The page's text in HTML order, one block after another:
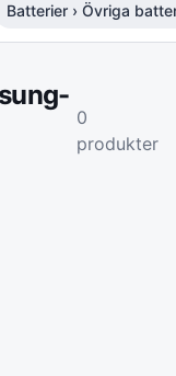
Batterier › Övriga
0
produkter